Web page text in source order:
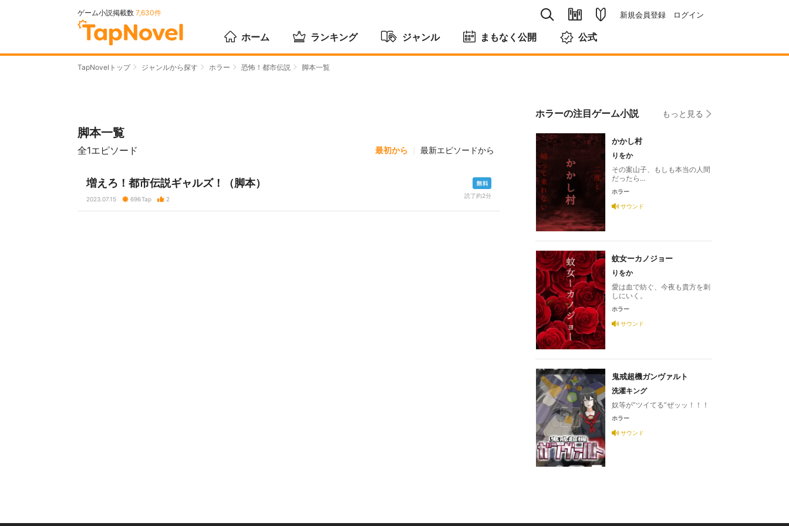
ゲーム小説掲載数 7,630件 新規会員登録 ログイン
ホーム ランキング ジャンル まもなく公開 公式
TapNovelトップ ジャンルから探す ホラー 恐怖！都市伝説 脚本一覧
脚本一覧
全1エピソード 最初から 最新エピソードから
増えろ！都市伝説ギャルズ！（脚本）
2023.07.15 696Tap 2
読了約2分
ホラーの注目ゲーム小説 もっと見る
かかし村
りをか
その案山子、もしも本当の人間
だったら…
ホラー
サウンド
蚊女ーカノジョー
りをか
愛は血で紡ぐ、今夜も貴方を刺
しにいく。
ホラー
サウンド
鬼戒超機ガンヴァルト
洗濯キング
奴等が“ツイてる”ぜッッ！！！
ホラー
サウンド